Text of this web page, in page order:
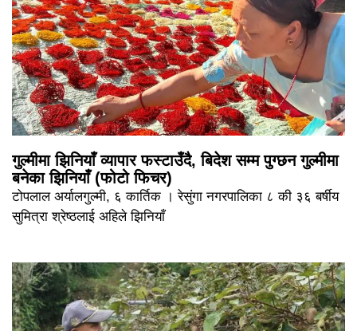
गुल्मीमा झिनियाँ व्यापार फस्टाउँदै, बिदेश सम्म पुग्छन गुल्मीमा
बनेका झिनियाँ (फोटो फिचर)
टोपलाल अर्यालगुल्मी, ६ कार्तिक । रेसुंगा नगरपालिका ८ की ३६ बर्षीय
सुमित्रा श्रेष्ठलाई अहिले झिनियाँ